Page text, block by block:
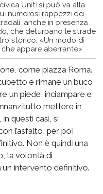
Uniti si può va alla
numerosi rappezzi dei
anche in presenza
che deturpano le strade
storico: «Un modo di
che appare aberrante»
come piazza Roma.
e rimane un buco
un piede, inciampare e
mettere in
questi casi, si
l’asfalto, per poi
Non è quindi una
la volontà di
un intervento definitivo.